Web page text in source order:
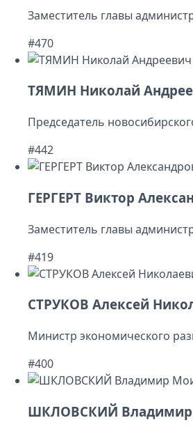
Заместитель главы
#470
ТЯМИН Николай
Председатель
#442
ГЕРГЕРТ Виктор
Заместитель главы
#419
СТРУКОВ Алексей
Министр экономического
#400
ШКЛОВСКИЙ Владимир